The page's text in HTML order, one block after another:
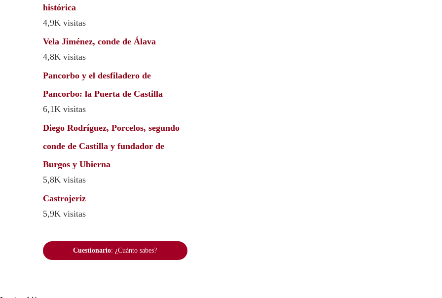
histórica
4,9K visitas
Vela Jiménez, conde de Álava
4,8K visitas
Pancorbo y el desfiladero de
Pancorbo: la Puerta de Castilla
6,1K visitas
Diego Rodríguez, Porcelos, segundo
conde de Castilla y fundador de
Burgos y Ubierna
5,8K visitas
Castrojeriz
5,9K visitas
Cuestionario: ¿Cuánto sabes?